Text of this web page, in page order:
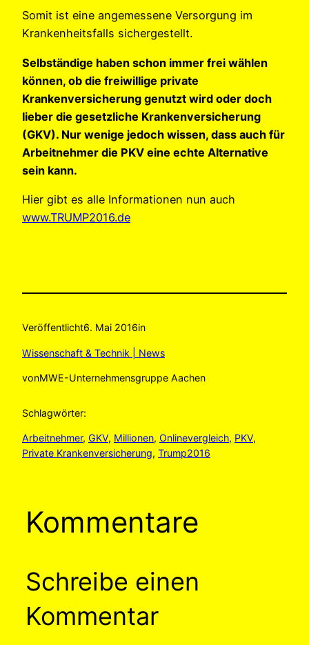
Somit ist eine angemessene Versorgung im
Krankenheitsfalls sichergestellt.
Selbständige haben schon immer frei wählen
können, ob die freiwillige private
Krankenversicherung genutzt wird oder doch
lieber die gesetzliche Krankenversicherung
(GKV). Nur wenige jedoch wissen, dass auch für
Arbeitnehmer die PKV eine echte Alternative
sein kann.
Hier gibt es alle Informationen nun auch
www.TRUMP2016.de
Veröffentlicht6. Mai 2016in
Wissenschaft & Technik | News
vonMWE-Unternehmensgruppe Aachen
Schlagwörter:
Arbeitnehmer, GKV, Millionen, Onlinevergleich, PKV
Private Krankenversicherung, Trump2016
Kommentare
Schreibe einen
Kommentar